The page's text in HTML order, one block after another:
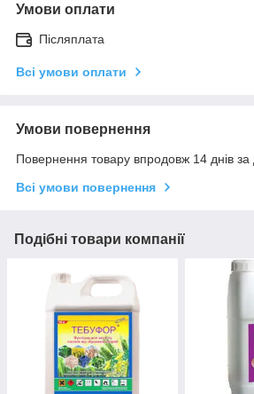
Умови оплати
Післяплата
Всі умови оплати
Умови повернення
Повернення товару впродовж 14 днів за
Всі умови повернення
Подібні товари компанії